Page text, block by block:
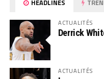
HEADLINES
ACTUALITÉS
Derrick
ACTUALITÉS